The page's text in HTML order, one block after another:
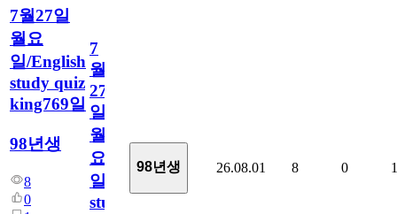
7월27일
월요
일/English
study quiz
king769일
98년생
8
0
7
월
27
일
월
요
일/English
study
98년생 26.08.01 8 0 1